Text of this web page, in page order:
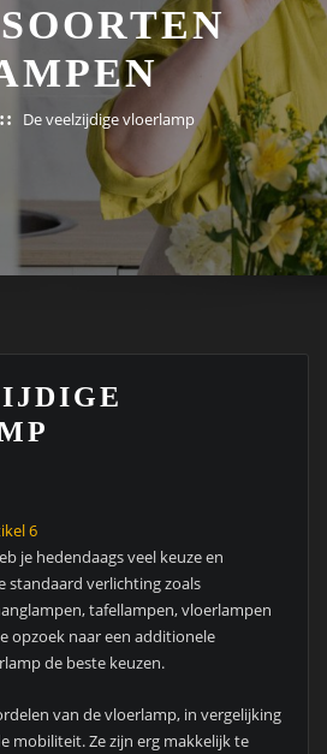
De veelzijdige vloerlamp
je hedendaags veel keuze en
standaard verlichting zoals
tafellampen, vloerlampen
opzoek naar een additionele
de beste keuzen.
van de vloerlamp, in vergelijking
mobiliteit. Ze zijn erg makkelijk te